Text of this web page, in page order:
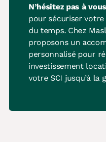
N’hésitez pas à
pour sécuriser
du temps. Chez
proposons un
personnalisé pour
investissement
votre SCI jusqu’à la